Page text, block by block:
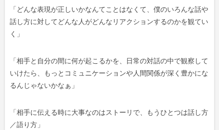
「どんな表現が正しいかなんてことはなくて、僕のいろんな話や
話し方に対してどんな人がどんなリアクションするのかを観てい
く」
「相手と自分の間に何が起こるかを、日常の対話の中で観察して
いけたら、もっとコミュニケーションや人間関係が深く豊かにな
るんじゃないかなぁ」
「相手に伝える時に大事なのはストーリで、もうひとつは話し方
／語り方」